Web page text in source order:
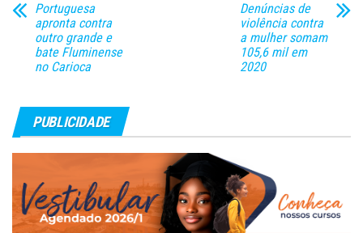
Portuguesa
apronta contra
outro grande e
bate Fluminense
no Carioca
Denúncias de
violência contra
a mulher somam
105,6 mil em
2020
PUBLICIDADE